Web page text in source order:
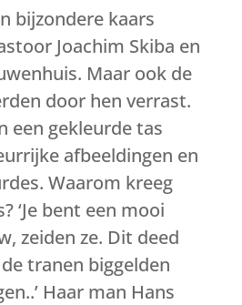
bijzondere kaars
Joachim Skiba en
Maar ook de
door hen verrast.
een gekleurde tas
afbeeldingen en
Waarom kreeg
‘Je bent een mooi
zeiden ze. Dit deed
tranen biggelden
Haar man Hans